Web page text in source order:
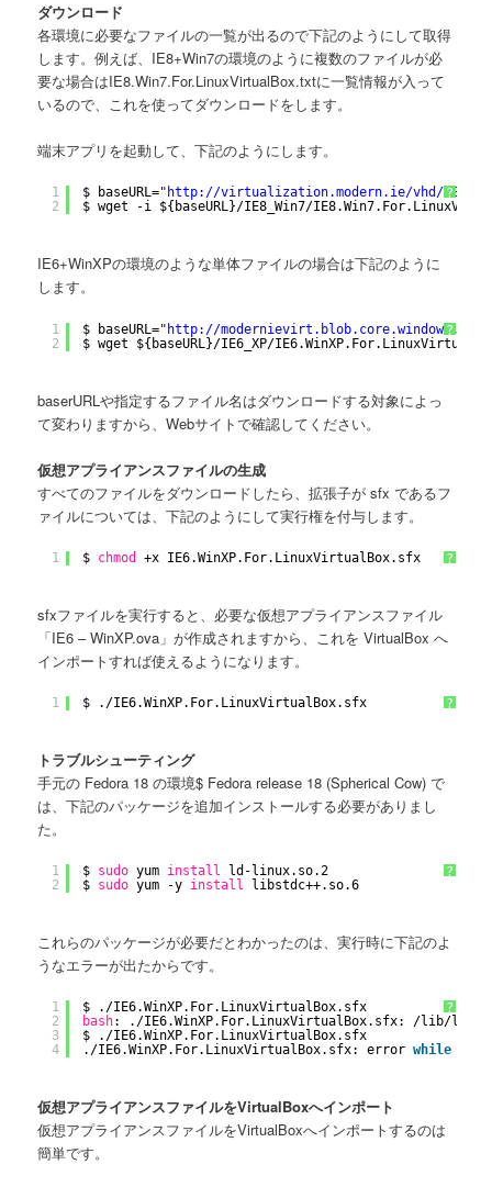
ダウンロード
各環境に必要なファイルの一覧が出るので下記のようにして取得
します。例えば、IE8+Win7の環境のように複数のファイルが必
要な場合はIE8.Win7.For.LinuxVirtualBox.txtに一覧情報が入って
いるので、これを使ってダウンロードをします。
端末アプリを起動して、下記のようにします。
?
1
2
$ baseURL="http://virtualization.modern.ie/vhd/
$ wget -i ${baseURL}/IE8_Win7/IE8
IE6+WinXPの環境のような単体ファイルの場合は下記のように
します。
?
1
2
$ baseURL="http://
$ wget ${baseURL}/IE6_XP/IE6
baserURLや指定するファイル名はダウンロードする対象によっ
て変わりますから、Webサイトで確認してください。
仮想アプライアンスファイルの生成
すべてのファイルをダウンロードしたら、拡張子が sfx であるフ
ァイルについては、下記のようにして実行権を付与します。
?
1 $ chmod +x IE6.WinXP.For.LinuxVirtualBox.sfx
sfxファイルを実行すると、必要な仮想アプライアンスファイル
「IE6 – WinXP.ova」が作成されますから、これを VirtualBox へ
インポートすれば使えるようになります。
?
1 $ . /IE6.WinXP.For.LinuxVirtualBox.sfx
トラブルシューティング
手元の Fedora 18 の環境$ Fedora release 18 (Spherical Cow) で
は、下記のパッケージを追加インストールする必要がありまし
た。
?
1
2
$ sudo yum install
ld-linux.so.2
$ sudo yum -y install libstdc++.so.6
これらのパッケージが必要だとわかったのは、実行時に下記のよ
うなエラーが出たからです。
?
1
2
3
4
$ . /IE6.WinXP.For.LinuxVirtualBox.sfx
bash: . /IE6.WinXP.For.LinuxVirtualBox.sfx: /lib/ld-
$ . /IE6.WinXP.For.LinuxVirtualBox.sfx
. /IE6.WinXP.For.LinuxVirtualBox.sfx: error while
仮想アプライアンスファイルをVirtualBoxへインポート
仮想アプライアンスファイルをVirtualBoxへインポートするのは
簡単です。